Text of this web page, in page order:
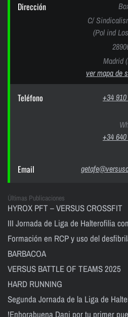
Dirección
C/
(Pol ind
Madrid
ver mapa de
Teléfono +34
+34
Email
Últimas Publicaciones
HYROX PFT – VERSUS CROSSFIT
III Jornada de Liga de Halterofilia
Formación en RCP y uso del
BARBACOA
VERSUS BATTLE OF TEAMS 2025
HARD RUNNING
Segunda Jornada de la Liga de
!Enhorabuena Dani por tu primer